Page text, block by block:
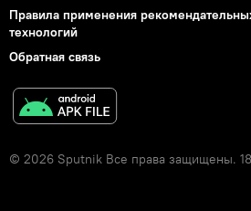
Правила применения
технологий
Обратная связь
© 2026 Sputnik Все права защищены.